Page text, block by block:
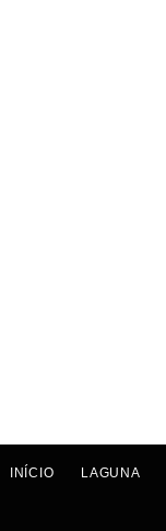
INÍCIO LAGUNA